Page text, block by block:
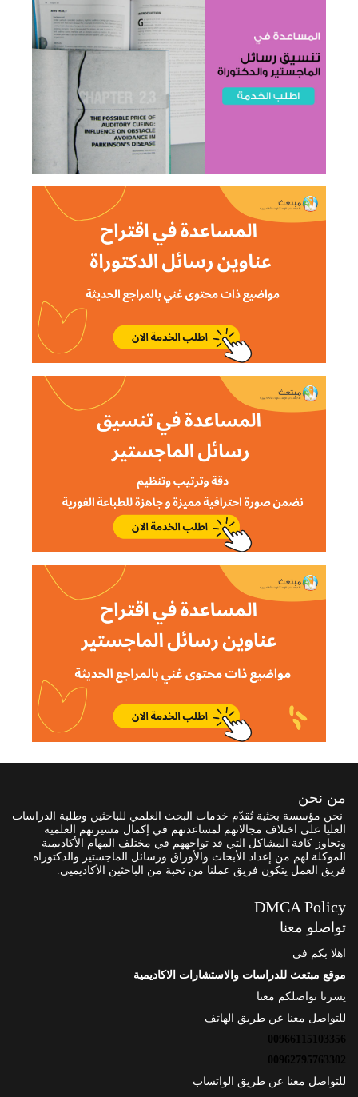
من نحن
نحن مؤسسة بحثية تُقدّم خدمات البحث العلمي للباحثين وطلبة الدراسات
العليا على اختلاف مجالاتهم لمساعدتهم في إكمال مسيرتهم العلمية
وتجاوز كافة المشاكل التي قد تواجههم في مختلف المهام الأكاديمية
الموكلة لهم من إعداد الأبحاث والأوراق ورسائل الماجستير والدكتوراه
فريق العمل يتكون فريق عملنا من نخبة من الباحثين الأكاديميي.
DMCA Policy
تواصلو معنا
اهلا بكم في
موقع مبتعث للدراسات والاستشارات الاكاديمية
يسرنا تواصلكم معنا
للتواصل معنا عن طريق الهاتف
00966115103356
00962795763302
للتواصل معنا عن طريق الواتساب